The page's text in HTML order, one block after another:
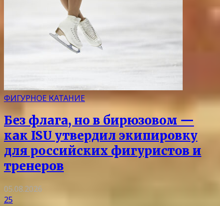
ФИГУРНОЕ КАТАНИЕ
Без флага, но в бирюзовом —
как ISU утвердил экипировку
для российских фигуристов и
тренеров
05.08.2026
25